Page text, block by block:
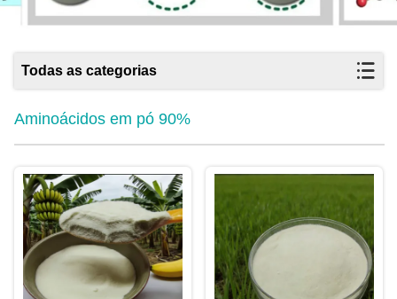
Todas as categorias
Aminoácidos em pó 90%